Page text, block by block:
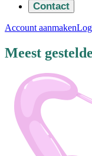
Contact
Account aanmaken
Meest